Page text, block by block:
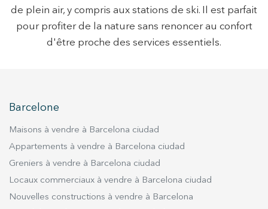
de plein air, y compris aux stations de ski. Il est parfait
pour profiter de la nature sans renoncer au confort
d'être proche des services essentiels.
Barcelone
Maisons à vendre à Barcelona ciudad
Appartements à vendre à Barcelona ciudad
Greniers à vendre à Barcelona ciudad
Locaux commerciaux à vendre à Barcelona ciudad
Nouvelles constructions à vendre à Barcelona
Analyse et Personnalisation
Ils permettent le suivi et l'analyse du comportement des
utilisateurs de ce site. Les informations collectées via ce
sauvegarder les informations de préférence de l'utilisateur
meilleure expérience grâce aux produits recommandés.
Ces cookies sont utilisés pour stocker des informations sur
grâce à l'observation continue de ses habitudes de